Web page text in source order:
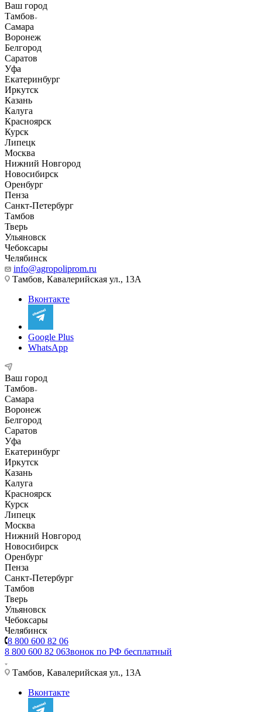
Ваш город
Тамбов
Самара
Воронеж
Белгород
Саратов
Уфа
Екатеринбург
Иркутск
Казань
Калуга
Красноярск
Курск
Липецк
Москва
Нижний Новгород
Новосибирск
Оренбург
Пенза
Санкт-Петербург
Тамбов
Тверь
Ульяновск
Чебоксары
Челябинск
info@agropoliprom.ru
Тамбов, Кавалерийская ул., 13А
Вконтакте
Google Plus
WhatsApp
Ваш город
Тамбов
Самара
Воронеж
Белгород
Саратов
Уфа
Екатеринбург
Иркутск
Казань
Калуга
Красноярск
Курск
Липецк
Москва
Нижний Новгород
Новосибирск
Оренбург
Пенза
Санкт-Петербург
Тамбов
Тверь
Ульяновск
Чебоксары
Челябинск
8 800 600 82 06
8 800 600 82 06Звонок по РФ бесплатный
Тамбов, Кавалерийская ул., 13А
Вконтакте